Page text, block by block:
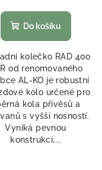
Do košíku
kolečko RAD 400
od renomovaného
AL‑KO je robustní
kolo určené pro
kola přívěsů a
s vyšší nosností.
Vyniká pevnou
konstrukcí,...